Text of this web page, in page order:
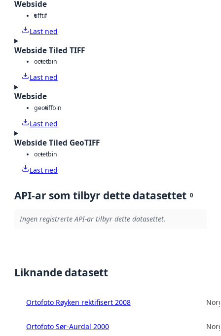
Webside
tifftif
Last ned
Webside Tiled TIFF
octetbin
Last ned
Webside
geotiffbin
Last ned
Webside Tiled GeoTIFF
octetbin
Last ned
API-ar som tilbyr dette datasettet 0
Ingen registrerte API-ar tilbyr dette datasettet.
Liknande datasett
Ortofoto Røyken rektifisert 2008
Ortofoto Sør-Aurdal 2000